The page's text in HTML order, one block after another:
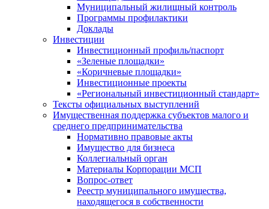
Муниципальный жилищный контроль
Программы профилактики
Доклады
Инвестиции
Инвестиционный профиль/паспорт
«Зеленые площадки»
«Коричневые площадки»
Инвестиционные проекты
«Региональный инвестиционный стандарт»
Тексты официальных выступлений
Имущественная поддержка субъектов малого и
среднего предпринимательства
Нормативно правовые акты
Имущество для бизнеса
Коллегиальный орган
Материалы Корпорации МСП
Вопрос-ответ
Реестр муниципального имущества,
находящегося в собственности